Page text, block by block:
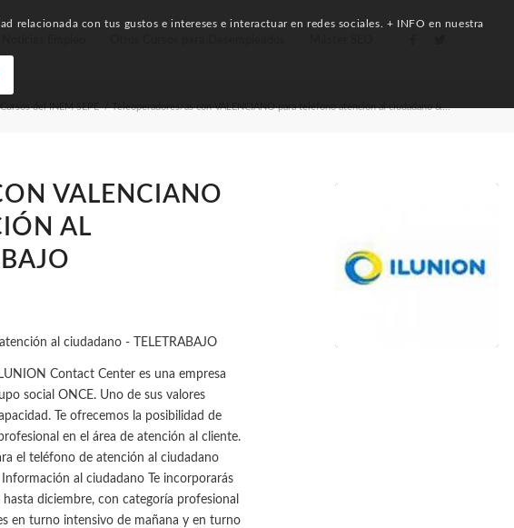
Cursos del INEM SEPE / Teleoperadores/as con VALENCIANO para teléfono atención al ciudadano &...
VALENCIANO
AL
Contact Center es una empresa
social ONCE. Uno de sus valores
Te ofrecemos la posibilidad de
en el área de atención al cliente.
el teléfono de atención al ciudadano
al ciudadano Te incorporarás
diciembre, con categoría profesional
en turno intensivo de mañana y en turno
relacionada con tus gustos e intereses e interactuar en redes sociales. + INFO en nuestra